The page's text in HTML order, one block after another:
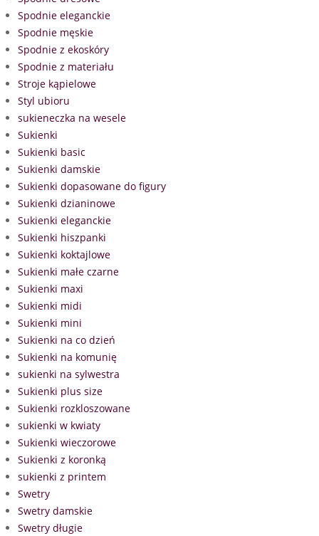
Spodnie eleganckie
Spodnie męskie
Spodnie z ekoskóry
Spodnie z materiału
Stroje kąpielowe
Styl ubioru
sukieneczka na wesele
Sukienki
Sukienki basic
Sukienki damskie
Sukienki dopasowane do figury
Sukienki dzianinowe
Sukienki eleganckie
Sukienki hiszpanki
Sukienki koktajlowe
Sukienki małe czarne
Sukienki maxi
Sukienki midi
Sukienki mini
Sukienki na co dzień
Sukienki na komunię
sukienki na sylwestra
Sukienki plus size
Sukienki rozkloszowane
sukienki w kwiaty
Sukienki wieczorowe
Sukienki z koronką
sukienki z printem
Swetry
Swetry damskie
Swetry długie